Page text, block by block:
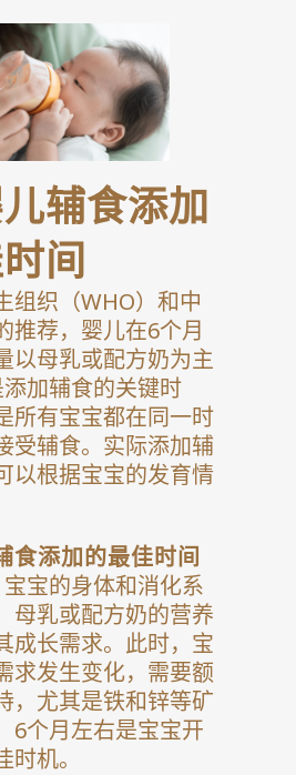
辅食添加
间
组织（WHO）和中
推荐，婴儿在6个月
以母乳或配方奶为主
加辅食的关键时
所有宝宝都在同一时
受辅食。实际添加辅
以根据宝宝的发育情
食添加的最佳时间
宝的身体和消化系
母乳或配方奶的营养
成长需求。此时，宝
求发生变化，需要额
，尤其是铁和锌等矿
6个月左右是宝宝开
机。